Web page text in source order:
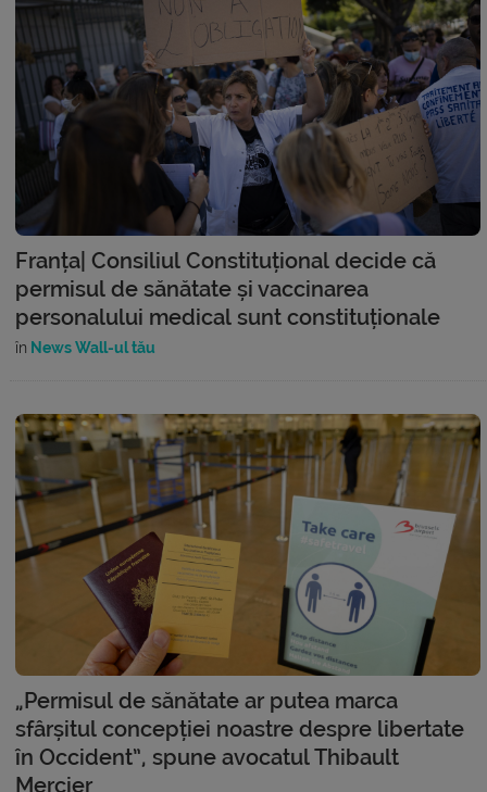
Franța| Consiliul Constituțional decide că
permisul de sănătate și vaccinarea
personalului medical sunt constituționale
în News Wall-ul tău
„Permisul de sănătate ar putea marca
sfârșitul concepției noastre despre libertate
în Occident”, spune avocatul Thibault
Mercier